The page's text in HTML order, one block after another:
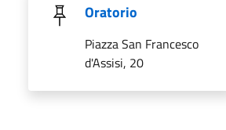
Oratorio
Piazza San Francesco
d'Assisi, 20